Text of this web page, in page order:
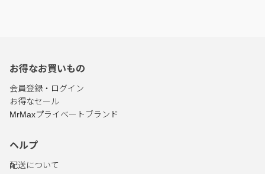
お得なお買いもの
会員登録・ログイン
お得なセール
MrMaxプライベートブランド
ヘルプ
配送について